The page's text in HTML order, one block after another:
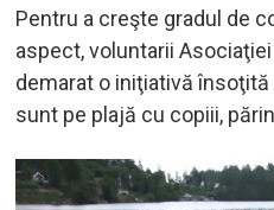
Pentru a creşte gradul de
aspect, voluntarii
demarat o iniţiativă
sunt pe plajă cu copiii,